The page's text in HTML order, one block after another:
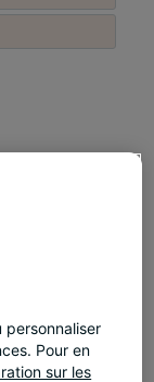
personnaliser
Pour en
sur les